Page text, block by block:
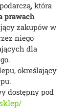
która
prawach
zakupów w
niego
dla
określający
.
dostępny pod